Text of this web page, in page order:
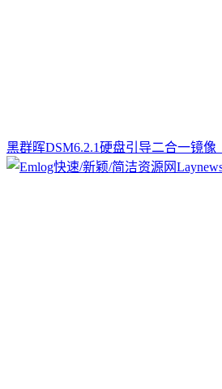
黑群晖DSM6.2.1硬盘引导二合一镜像